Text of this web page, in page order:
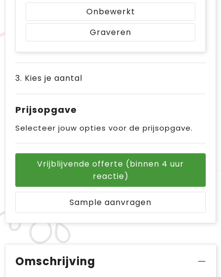
Onbewerkt
Graveren
3. Kies je aantal
Prijsopgave
Selecteer jouw opties voor de prijsopgave.
Vrijblijvende offerte (binnen 4 uur
reactie)
Sample aanvragen
Omschrijving